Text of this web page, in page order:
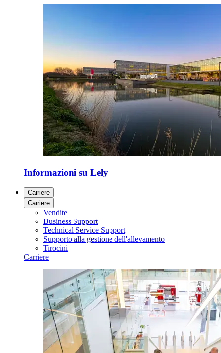
Informazioni su Lely
Carriere
Carriere
Vendite
Business Support
Technical Service Support
Supporto alla gestione dell'allevamento
Tirocini
Carriere